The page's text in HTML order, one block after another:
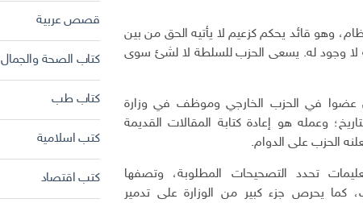
النظام، وهو قائد يحكم كزعيم لا يأتيه الحق من بين
لا وجود له. يسعى الحزب للسلطة لا لشئ سوى
عضوا في الحزب الخارجي وموظف في وزارة
وعمله هو إعادة كتابة المقالات القديمة
الحزب على الدوام.
تحدد التصحيحات المطلوبة، وتصفها
كما يحرص جزء كبير من الوزارة على تدمير
قصص عربية
كتاب الصحة والجمال
كتاب طب
كتب اسلامية
كتب اقتصاد